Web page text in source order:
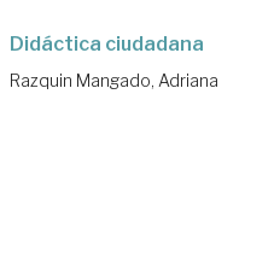
Didáctica ciudadana
Razquin Mangado, Adriana